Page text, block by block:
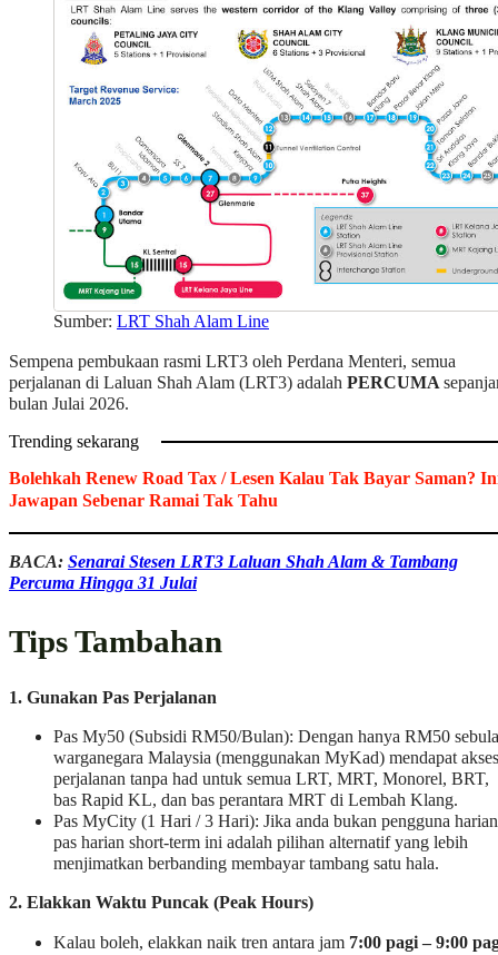
Sumber: LRT Shah Alam Line
Sempena pembukaan rasmi LRT3 oleh Perdana Menteri, semua
perjalanan di Laluan Shah Alam (LRT3) adalah PERCUMA
bulan Julai 2026.
Trending sekarang
Bolehkah Renew Road Tax / Lesen Kalau Tak Bayar Saman?
Jawapan Sebenar Ramai Tak Tahu
BACA: Senarai Stesen LRT3 Laluan Shah Alam & Tambang
Percuma Hingga 31 Julai
Tips Tambahan
1. Gunakan Pas Perjalanan
Pas My50 (Subsidi RM50/Bulan): Dengan hanya RM50
warganegara Malaysia (menggunakan MyKad) mendapat akses
perjalanan tanpa had untuk semua LRT, MRT, Monorel, BRT,
bas Rapid KL, dan bas perantara MRT di Lembah Klang.
Pas MyCity (1 Hari / 3 Hari): Jika anda bukan pengguna
pas harian short-term ini adalah pilihan alternatif yang lebih
menjimatkan berbanding membayar tambang satu hala.
2. Elakkan Waktu Puncak (Peak Hours)
Kalau boleh, elakkan naik tren antara jam 7:00 pagi – 9:00